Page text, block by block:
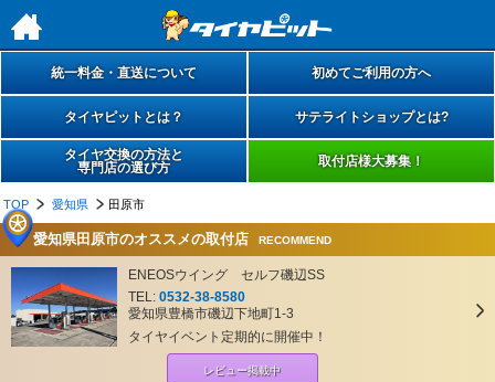
h
統一料金・直送について 初めてご利用の方へ
タイヤピットとは？ サテライトショップとは?
タイヤ交換の方法と
専門店の選び方
取付店様大募集！
TOP 愛知県 田原市
愛知県田原市のオススメの取付店 RECOMMEND
ENEOSウイング セルフ磯辺SS
TEL: 0532-38-8580
愛知県豊橋市磯辺下地町1‐3
タイヤイベント定期的に開催中！
レビュー掲載中